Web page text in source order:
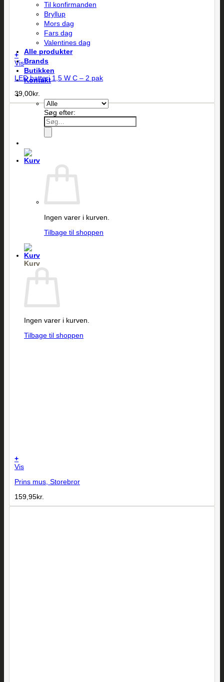
Til konfirmanden
Bryllup
Mors dag
Fars dag
Valentines dag
Alle produkter
Brands
Butikken
Kontakt
Søg efter:
Ingen varer i kurven.
Tilbage til shoppen
Kurv
Ingen varer i kurven.
Tilbage til shoppen
+
Vis
LED batteri 1,5 W C – 2 pak
39,00kr.
+
Vis
Prins mus, Storebror
159,95kr.